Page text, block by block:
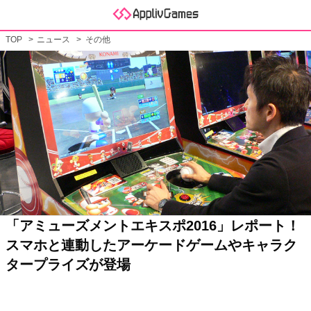
TOP ニュース その他
「アミューズメントエキスポ2016」レポート！
スマホと連動したアーケードゲームやキャラク
タープライズが登場